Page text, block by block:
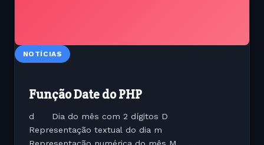
NOTÍCIAS
Função Date do PHP
d Dia do mês com 2 dígitos D
Representação textual do dia m